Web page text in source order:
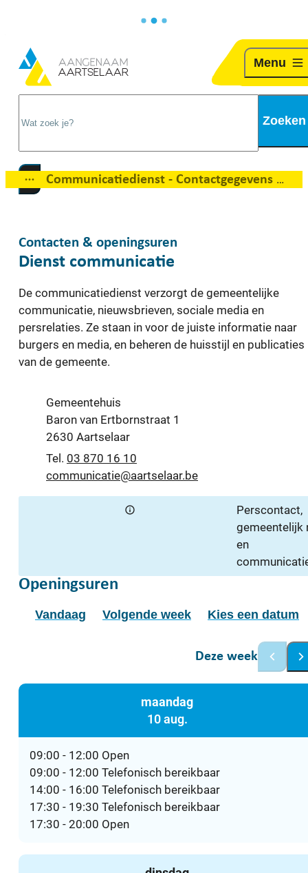
Naar inhoud
Aartselaar
Zoeken
Menu
Toon alle broodkruimel items
Communicatiedienst - Contactgegevens
Contacten & openingsuren
Dienst communicatie
De communicatiedienst verzorgt de gemeentelijke
communicatie, nieuwsbrieven, sociale media en
persrelaties. Ze staan in voor de juiste informatie naar
burgers en media, en beheren de huisstijl en publicaties
van de gemeente.
AdresGemeentehuis
Baron van Ertbornstraat 1
,2630 Aartselaar
03 870 16 10
E-mailcommunicatie@aartselaar.be
Perscontact,
gemeentelijk
en
Openingsuren
Vandaag Volgende week Kies een datum
Deze week
maandag
10 aug.
09:00 - 12:00 Open
09:00 - 12:00 Telefonisch bereikbaar
14:00 - 16:00 Telefonisch bereikbaar
17:30 - 19:30 Telefonisch bereikbaar
17:30 - 20:00 Open